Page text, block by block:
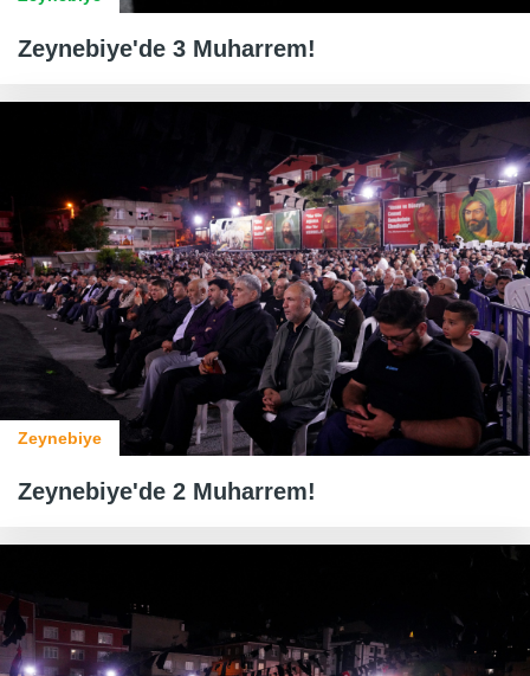
Zeynebiye'de 3 Muharrem!
Zeynebiye
Zeynebiye'de 2 Muharrem!